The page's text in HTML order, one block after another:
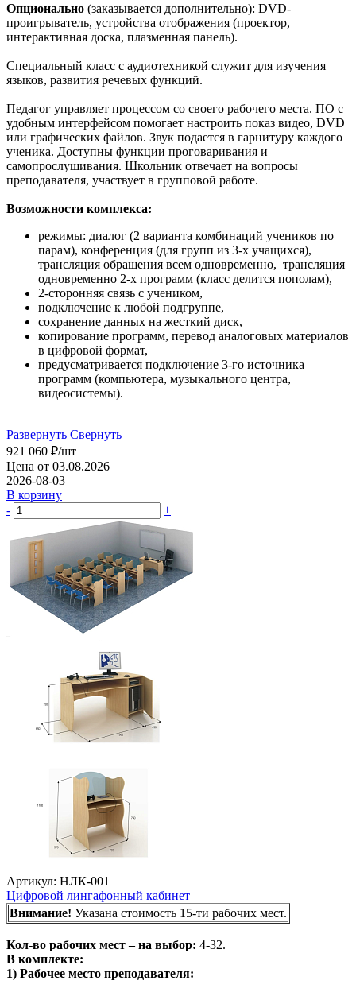
Опционально (заказывается дополнительно): DVD-
проигрыватель, устройства отображения (проектор,
интерактивная доска, плазменная панель).
Специальный класс с аудиотехникой служит для изучения
языков, развития речевых функций.
Педагог управляет процессом со своего рабочего места. ПО с
удобным интерфейсом помогает настроить показ видео, DVD
или графических файлов. Звук подается в гарнитуру каждого
ученика. Доступны функции проговаривания и
самопрослушивания. Школьник отвечает на вопросы
преподавателя, участвует в групповой работе.
Возможности комплекса:
режимы: диалог (2 варианта комбинаций учеников по
парам), конференция (для групп из 3-х учащихся),
трансляция обращения всем одновременно, трансляция
одновременно 2-х программ (класс делится пополам),
2-сторонняя связь с учеником,
подключение к любой подгруппе,
сохранение данных на жесткий диск,
копирование программ, перевод аналоговых материалов
в цифровой формат,
предусматривается подключение 3-го источника
программ (компьютера, музыкального центра,
видеосистемы).
Развернуть Свернуть
921 060 ₽/шт
Цена от 03.08.2026
2026-08-03
В корзину
-
+
Артикул: НЛК-001
Цифровой лингафонный кабинет
Внимание! Указана стоимость 15-ти рабочих мест.
Кол-во рабочих мест – на выбор: 4-32.
В комплекте:
1) Рабочее место преподавателя: